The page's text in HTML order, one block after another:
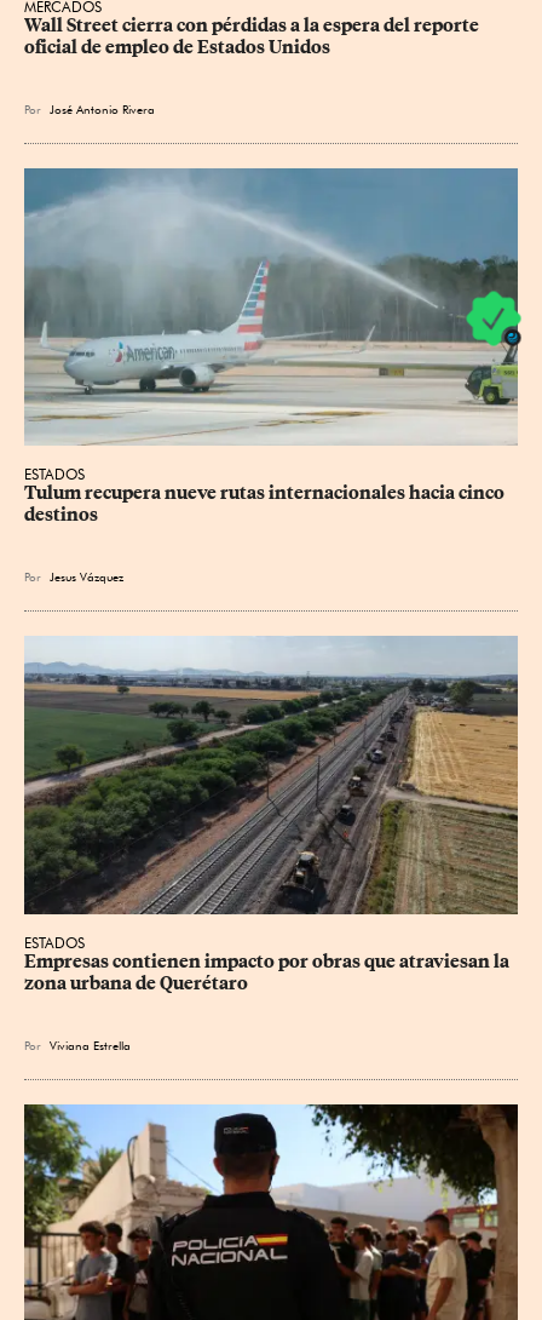
MERCADOS
Wall Street cierra con pérdidas a la espera del reporte
oficial de empleo de Estados Unidos
Por José Antonio Rivera
ESTADOS
Tulum recupera nueve rutas internacionales hacia cinco
destinos
Por Jesus Vázquez
ESTADOS
Empresas contienen impacto por obras que atraviesan la
zona urbana de Querétaro
Por Viviana Estrella